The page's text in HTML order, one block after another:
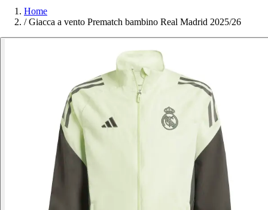
Home
/ Giacca a vento Prematch bambino Real Madrid 2025/26